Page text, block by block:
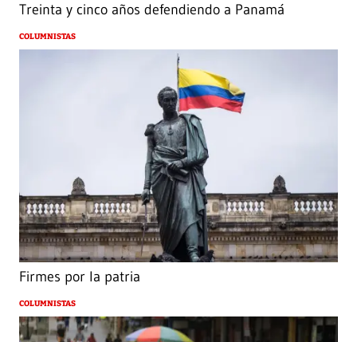
Treinta y cinco años defendiendo a Panamá
COLUMNISTAS
Firmes por la patria
COLUMNISTAS